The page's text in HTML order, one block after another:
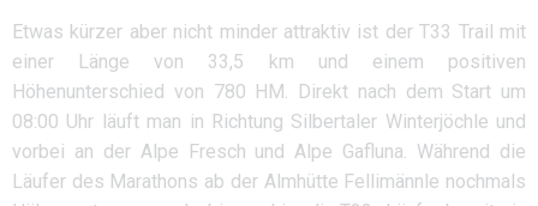
Etwas kürzer aber nicht minder attraktiv ist der T33 Trail mit
einer Länge von 33,5 km und einem positiven
Höhenunterschied von 780 HM. Direkt nach dem Start um
08:00 Uhr läuft man in Richtung Silbertaler Winterjöchle und
vorbei an der Alpe Fresch und Alpe Gafluna. Während die
Läufer des Marathons ab der Almhütte Fellimännle nochmals